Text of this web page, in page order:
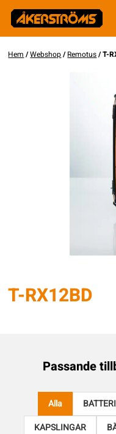
Hem /Webshop/Remotus/ T-
T-RX12BD
Passande
Alla
KAPSLINGAR